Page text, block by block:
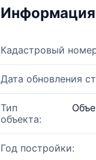
Кадастровый
Дата обновления
Тип
объекта:
Год постройки: